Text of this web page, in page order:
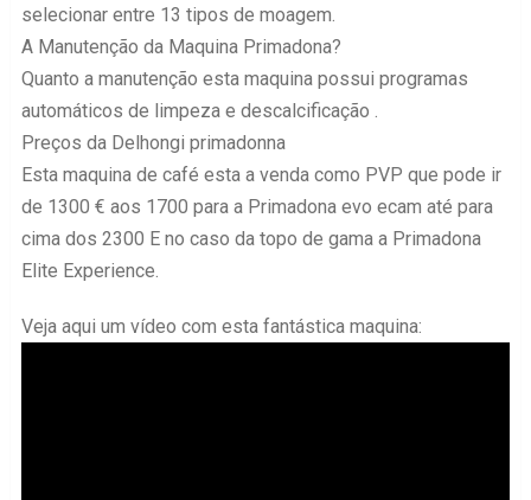
selecionar entre 13 tipos de moagem.
A Manutenção da Maquina Primadona?
Quanto a manutenção esta maquina possui programas
automáticos de limpeza e descalcificação .
Preços da Delhongi primadonna
Esta maquina de café esta a venda como PVP que pode ir
de 1300 € aos 1700 para a Primadona evo ecam até para
cima dos 2300 E no caso da topo de gama a Primadona
Elite Experience.
Veja aqui um vídeo com esta fantástica maquina: